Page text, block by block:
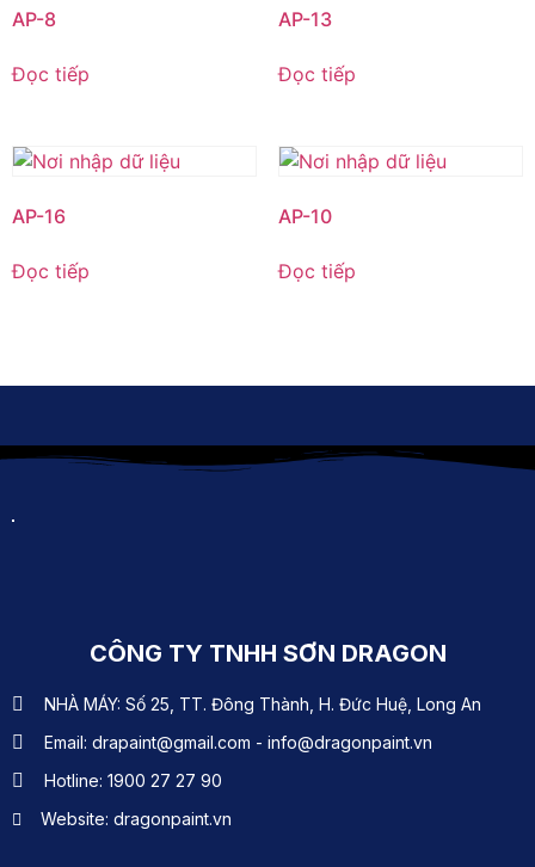
AP-8
Đọc tiếp
AP-13
Đọc tiếp
AP-16
Đọc tiếp
AP-10
Đọc tiếp
CÔNG TY TNHH SƠN DRAGON
NHÀ MÁY: Số 25, TT. Đông Thành, H. Đức Huệ, Long An
Email: drapaint@gmail.com - info@dragonpaint.vn
Hotline: 1900 27 27 90
Website: dragonpaint.vn